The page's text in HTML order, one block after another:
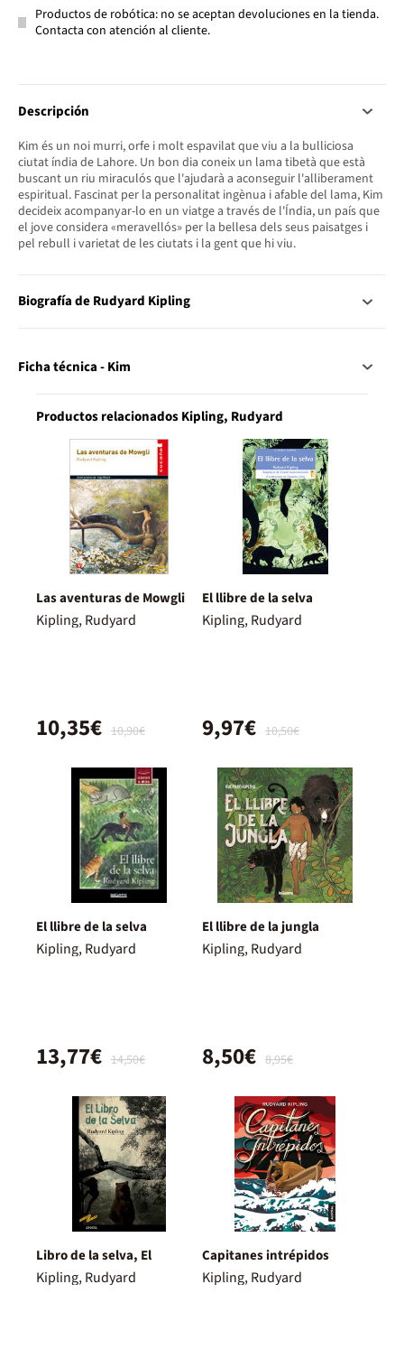
Productos de robótica: no se aceptan devoluciones en la tienda.
Contacta con atención al cliente.
Descripción
Kim és un noi murri, orfe i molt espavilat que viu a la bulliciosa
ciutat índia de Lahore. Un bon dia coneix un lama tibetà que està
buscant un riu miraculós que l'ajudarà a aconseguir l'alliberament
espiritual. Fascinat per la personalitat ingènua i afable del lama, Kim
decideix acompanyar-lo en un viatge a través de l'Índia, un país que
el jove considera «meravellós» per la bellesa dels seus paisatges i
pel rebull i varietat de les ciutats i la gent que hi viu.
Biografía de Rudyard Kipling
Ficha técnica - Kim
Productos relacionados Kipling, Rudyard
Las aventuras de Mowgli
Kipling, Rudyard
10,90€
10,35€
El llibre de la selva
Kipling, Rudyard
10,50€
9,97€
El llibre de la selva
Kipling, Rudyard
14,50€
13,77€
El llibre de la jungla
Kipling, Rudyard
8,95€
8,50€
Libro de la selva, El
Kipling, Rudyard
Capitanes intrépidos
Kipling, Rudyard